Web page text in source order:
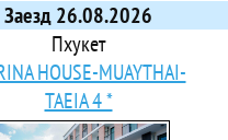
Заезд 26.08.2026
Пхукет
HOUSE-MUAYTHAI-
TAEIA 4 *